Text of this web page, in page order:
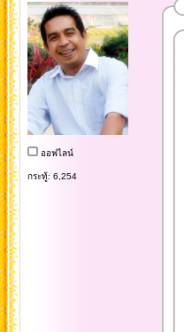
ออฟไลน์
กระทู้: 6,254